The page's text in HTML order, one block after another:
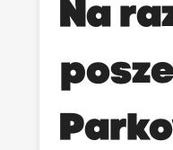
Na